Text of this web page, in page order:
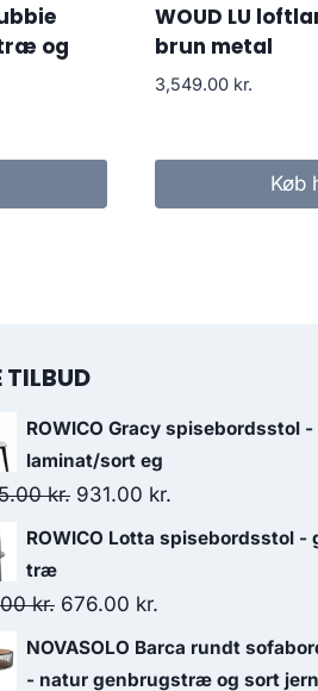
og
WOUD LU
brun metal
3,549.00 kr.
Køb
TILBUD
ROWICO Gracy spisebordsstol
laminat/sort eg
kr. 931.00 kr.
ROWICO Lotta spisebordsstol -
træ
kr. 676.00 kr.
NOVASOLO Barca rundt
- natur genbrugstræ og sort